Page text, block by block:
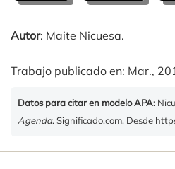
Autor: Maite Nicuesa.
Trabajo publicado en: Mar.,
Datos para citar en modelo APA:
Agenda. Significado.com. Desde